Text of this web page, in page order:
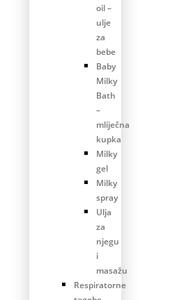
oil –
ulje
za
bebe
Baby
Milky
Bath
–
mliječna
kupka
Milky
gel
Milky
spray
Ulja
za
njegu
i
masažu
Respiratorne